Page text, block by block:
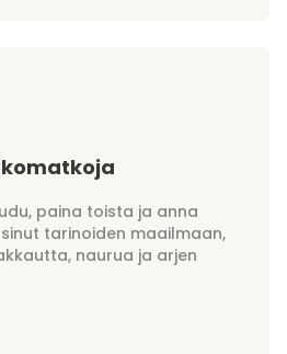
paina toista ja anna
tarinoiden maailmaan,
naurua ja arjen